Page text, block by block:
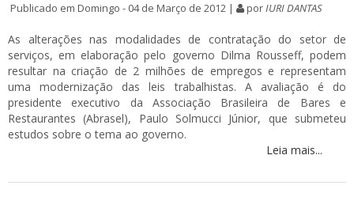
Publicado em Domingo - 04 de Março de 2012 | porIURI DANTAS
As alterações nas modalidades de contratação do setor de
serviços, em elaboração pelo governo Dilma Rousseff, podem
resultar na criação de 2 milhões de empregos e representam
uma modernização das leis trabalhistas. A avaliação é do
presidente executivo da Associação Brasileira de Bares e
Restaurantes (Abrasel), Paulo Solmucci Júnior, que submeteu
estudos sobre o tema ao governo.
Leia mais...